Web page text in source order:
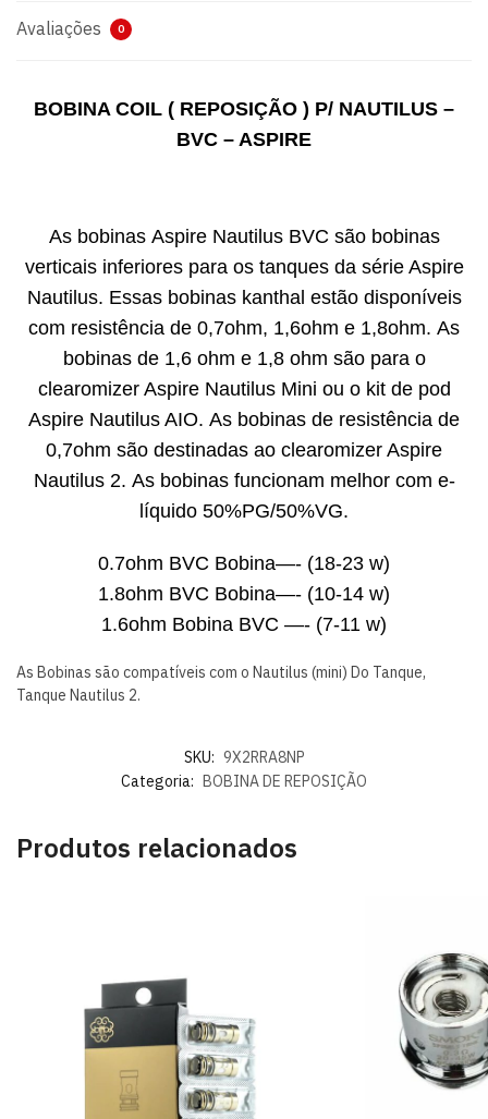
Avaliações 0
BOBINA COIL ( REPOSIÇÃO ) P/ NAUTILUS –
BVC – ASPIRE
As bobinas Aspire Nautilus BVC são bobinas
verticais inferiores para os tanques da série Aspire
Nautilus. Essas bobinas kanthal estão disponíveis
com resistência de 0,7ohm, 1,6ohm e 1,8ohm. As
bobinas de 1,6 ohm e 1,8 ohm são para o
clearomizer Aspire Nautilus Mini ou o kit de pod
Aspire Nautilus AIO. As bobinas de resistência de
0,7ohm são destinadas ao clearomizer Aspire
Nautilus 2. As bobinas funcionam melhor com e-
líquido 50%PG/50%VG.
0.7ohm BVC Bobina—- (18-23 w)
1.8ohm BVC Bobina—- (10-14 w)
1.6ohm Bobina BVC —- (7-11 w)
As Bobinas são compatíveis com o Nautilus (mini) Do Tanque,
Tanque Nautilus 2.
SKU: 9X2RRA8NP
Categoria: BOBINA DE REPOSIÇÃO
Produtos relacionados